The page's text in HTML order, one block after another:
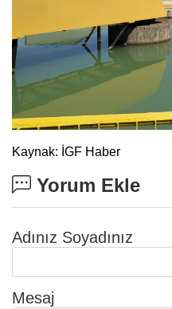
Kaynak: İGF Haber
Yorum Ekle
Adınız Soyadınız
Mesaj